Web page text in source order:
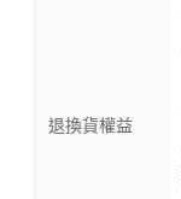
退換貨權益